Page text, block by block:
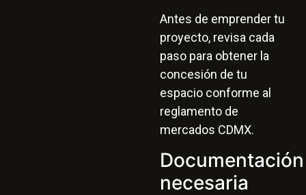
Antes de emprender tu
proyecto, revisa cada
paso para obtener la
concesión de tu
espacio conforme al
reglamento de
mercados CDMX.
Documentación
necesaria